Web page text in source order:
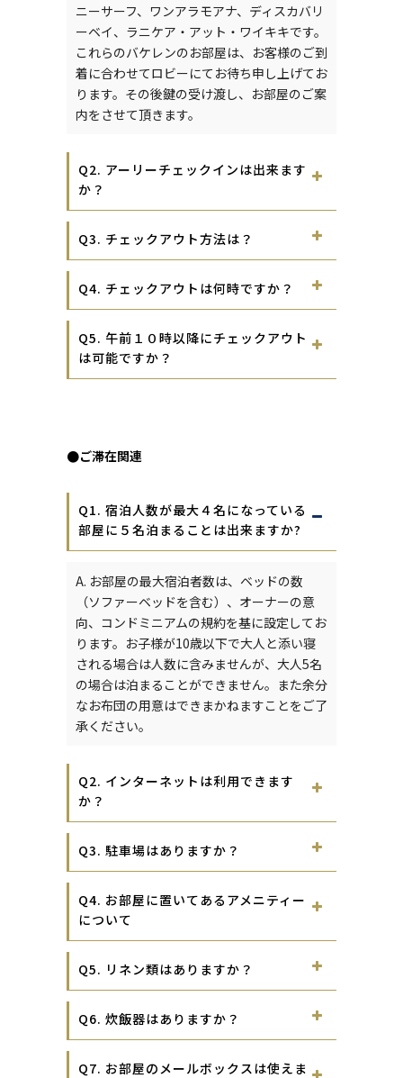
ニーサーフ、ワンアラモアナ、ディスカバリ
ーベイ、ラニケア・アット・ワイキキです。
これらのバケレンのお部屋は、お客様のご到
着に合わせてロビーにてお待ち申し上げてお
ります。その後鍵の受け渡し、お部屋のご案
内をさせて頂きます。
Q2. アーリーチェックインは出来ます
か？
Q3. チェックアウト方法は？
Q4. チェックアウトは何時ですか？
Q5. 午前１０時以降にチェックアウト
は可能ですか？
●ご滞在関連
Q1. 宿泊人数が最大４名になっている
部屋に５名泊まることは出来ますか?
A. お部屋の最大宿泊者数は、ベッドの数
（ソファーベッドを含む）、オーナーの意
向、コンドミニアムの規約を基に設定してお
ります。お子様が10歳以下で大人と添い寝
される場合は人数に含みませんが、大人5名
の場合は泊まることができません。また余分
なお布団の用意はできまかねますことをご了
承ください。
Q2. インターネットは利用できます
か？
Q3. 駐車場はありますか？
Q4. お部屋に置いてあるアメニティー
について
Q5. リネン類はありますか？
Q6. 炊飯器はありますか？
Q7. お部屋のメールボックスは使えま